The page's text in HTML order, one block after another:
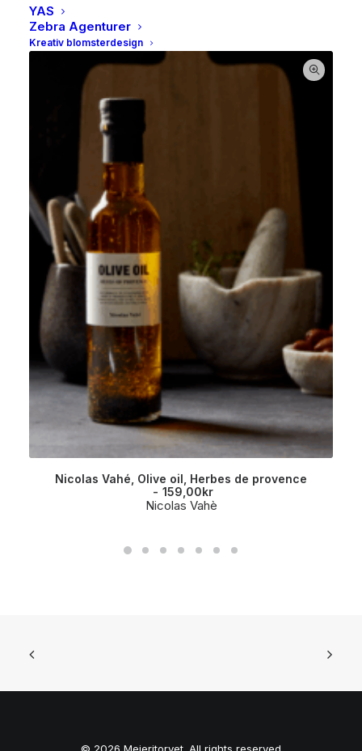
YAS
Zebra Agenturer
Kreativ blomsterdesign
Du liker kanskje også
Nicolas Vahé, Olive oil, Herbes de provence
159,00kr
Nicolas Vahè